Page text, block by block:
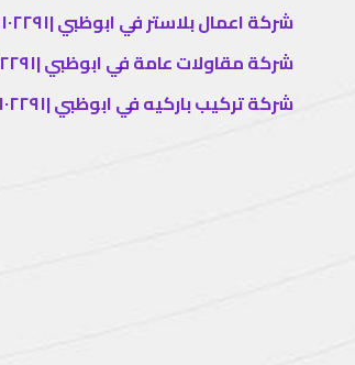
شركة اعمال بلاستر في ابوظبي |٠٥٦٦١٠٢٢٩١
شركة مقاولات عامة في ابوظبي |٠٥٦٦١٠٢٢٩١
شركة تركيب باركيه في ابوظبي |٠٥٦٦١٠٢٢٩١